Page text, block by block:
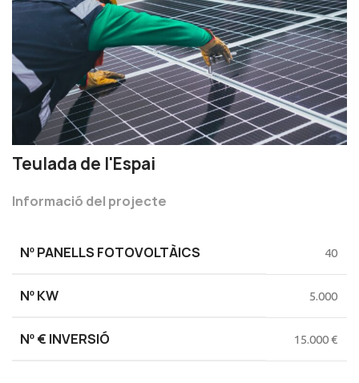
Teulada de l'Espai
Informació del projecte
Nº PANELLS FOTOVOLTÀICS 40
Nº KW 5.000
Nº € INVERSIÓ 15.000 €